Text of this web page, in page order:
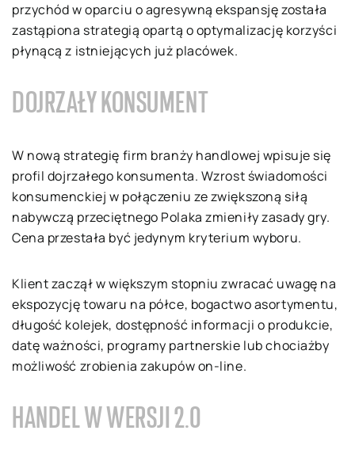
przychód w oparciu o agresywną ekspansję została
zastąpiona strategią opartą o optymalizację korzyści
płynącą z istniejących już placówek.
DOJRZAŁY KONSUMENT
W nową strategię firm branży handlowej wpisuje się
profil dojrzałego konsumenta. Wzrost świadomości
konsumenckiej w połączeniu ze zwiększoną siłą
nabywczą przeciętnego Polaka zmieniły zasady gry.
Cena przestała być jedynym kryterium wyboru.
Klient zaczął w większym stopniu zwracać uwagę na
ekspozycję towaru na półce, bogactwo asortymentu,
długość kolejek, dostępność informacji o produkcie,
datę ważności, programy partnerskie lub chociażby
możliwość zrobienia zakupów on-line.
HANDEL W WERSJI 2.0